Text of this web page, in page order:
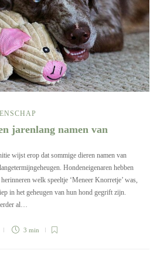
jarenlang namen van
wijst erop dat sommige dieren namen van
Hondeneigenaren hebben
welk speeltje ‘Meneer Knorretje’ was,
in het geheugen van hun hond gegrift zijn.
al…
3 min